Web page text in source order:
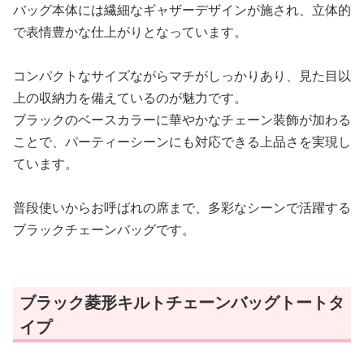
バッグ本体には繊細なギャザーデザインが施され、立体的
で表情豊かな仕上がりとなっています。
コンパクトなサイズながらマチがしっかりあり、見た目以
上の収納力を備えているのが魅力です。
ブラックのベースカラーに華やかなチェーン装飾が加わる
ことで、パーティーシーンにも対応できる上品さを実現し
ています。
普段使いからお呼ばれの席まで、多彩なシーンで活躍する
ブラックチェーンバッグです。
ブラック菱形キルトチェーンバッグトートタ
イプ